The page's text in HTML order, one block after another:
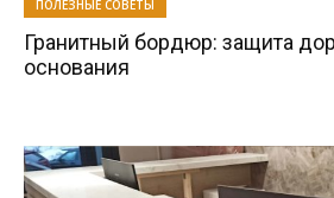
ПОЛЕЗНЫЕ СОВЕТЫ
Гранитный бордюр: защита
основания